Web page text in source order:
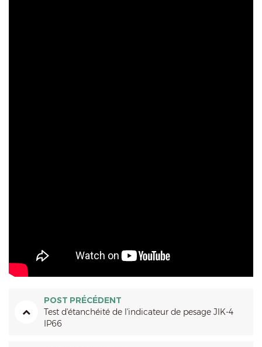
POST PRÉCÉDENT
Test d'étanchéité de l'indicateur de pesage JIK-4
IP66